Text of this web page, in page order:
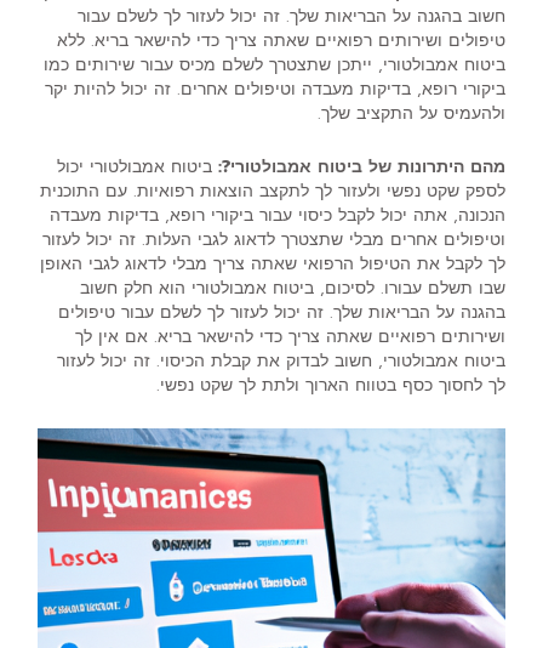
חשוב בהגנה על הבריאות שלך. זה יכול לעזור לך לשלם עבור
טיפולים ושירותים רפואיים שאתה צריך כדי להישאר בריא. ללא
ביטוח אמבולטורי, ייתכן שתצטרך לשלם מכיס עבור שירותים כמו
ביקורי רופא, בדיקות מעבדה וטיפולים אחרים. זה יכול להיות יקר
ולהעמיס על התקציב שלך.
מהם היתרונות של ביטוח אמבולטורי?: ביטוח אמבולטורי יכול
לספק שקט נפשי ולעזור לך לתקצב הוצאות רפואיות. עם התוכנית
הנכונה, אתה יכול לקבל כיסוי עבור ביקורי רופא, בדיקות מעבדה
וטיפולים אחרים מבלי שתצטרך לדאוג לגבי העלות. זה יכול לעזור
לך לקבל את הטיפול הרפואי שאתה צריך מבלי לדאוג לגבי האופן
שבו תשלם עבורו. לסיכום, ביטוח אמבולטורי הוא חלק חשוב
בהגנה על הבריאות שלך. זה יכול לעזור לך לשלם עבור טיפולים
ושירותים רפואיים שאתה צריך כדי להישאר בריא. אם אין לך
ביטוח אמבולטורי, חשוב לבדוק את קבלת הכיסוי. זה יכול לעזור
לך לחסוך כסף בטווח הארוך ולתת לך שקט נפשי.